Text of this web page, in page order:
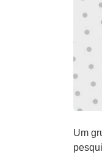
Um